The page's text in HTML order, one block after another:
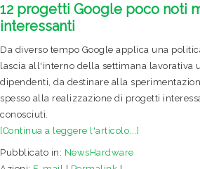
12 progetti Google poco noti
interessanti
Da diverso tempo Google applica una
lascia all'interno della settimana lavorativa
dipendenti, da destinare alla
spesso alla realizzazione di progetti
conosciuti.
[Continua a leggere l'articolo...]
Pubblicato in: NewsHardware